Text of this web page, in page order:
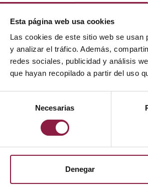
Esta página web usa cookies
Las cookies de este sitio web se usan
y analizar el tráfico. Además,
redes sociales, publicidad y análisis
que hayan recopilado a partir del uso
consentimiento
Necesarias
Denegar
DESCRIPCIÓN
Battery – ABEA/1, ASIP/1/HO